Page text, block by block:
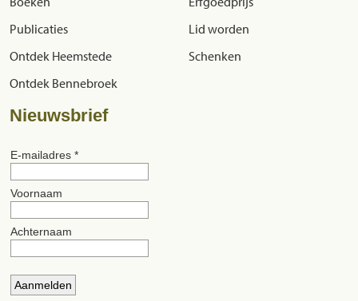
Publicaties
Ontdek Heemstede
Ontdek Bennebroek
Lid worden
Schenken
Nieuwsbrief